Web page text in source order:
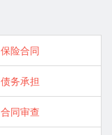
保险合同
债务承担
合同审查